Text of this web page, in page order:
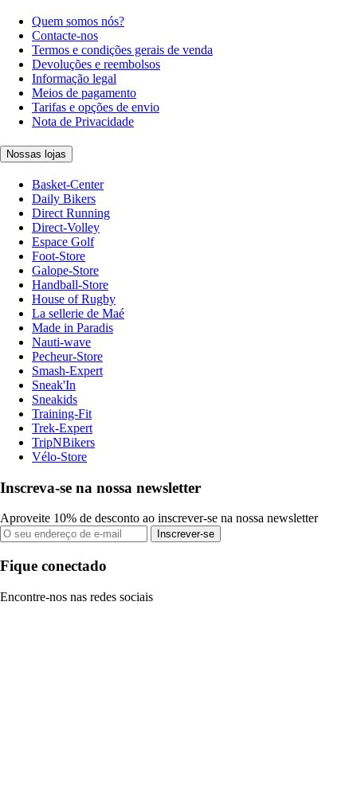
Quem somos nós?
Contacte-nos
Termos e condições gerais de venda
Devoluções e reembolsos
Informação legal
Meios de pagamento
Tarifas e opções de envio
Nota de Privacidade
Nossas lojas
Basket-Center
Daily Bikers
Direct Running
Direct-Volley
Espace Golf
Foot-Store
Galope-Store
Handball-Store
House of Rugby
La sellerie de Maé
Made in Paradis
Nauti-wave
Pecheur-Store
Smash-Expert
Sneak'In
Sneakids
Training-Fit
Trek-Expert
TripNBikers
Vélo-Store
Inscreva-se na nossa newsletter
Aproveite 10% de desconto ao inscrever-se na nossa newsletter
Inscrever-se
Fique conectado
Encontre-nos nas redes sociais